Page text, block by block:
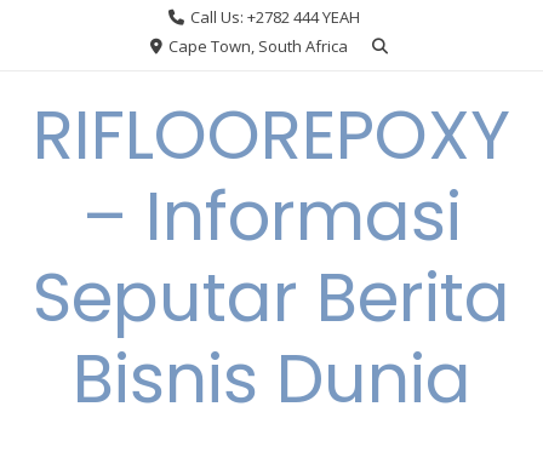
Call Us: +2782 444 YEAH
Cape Town, South Africa
RIFLOOREPOXY
– Informasi
Seputar Berita
Bisnis Dunia